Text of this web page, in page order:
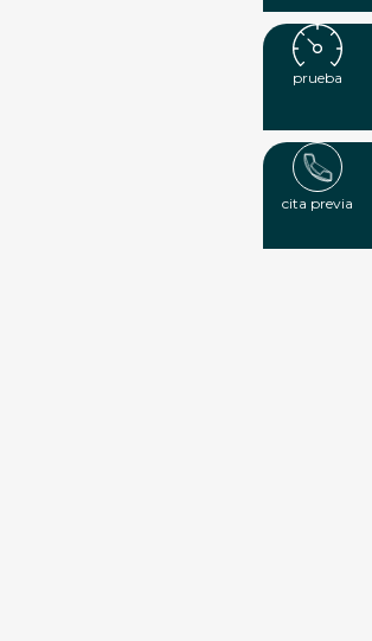
prueba
cita previa